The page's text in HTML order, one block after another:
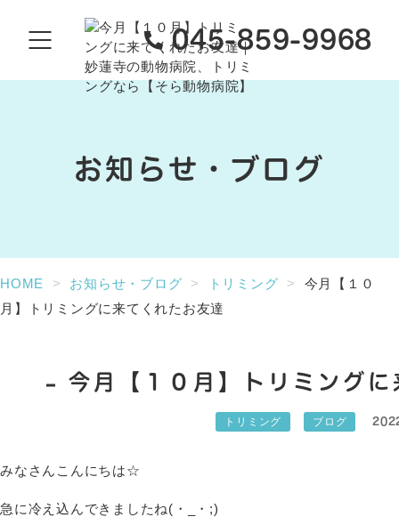
045-859-9968
お知らせ・ブログ
HOME お知らせ・ブログ トリミング
今月【１０
月】トリミングに来てくれたお友達
今月【１０月】トリミング
トリミング ブログ
みなさんこんにちは☆
急に冷え込んできましたね(・_・;)